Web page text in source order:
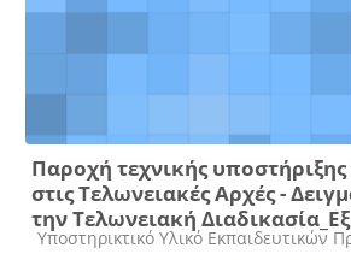
Παροχή τεχνικής
στις Τελωνειακές Αρχές -
την Τελωνειακή
Κατηγορία μαθήματος
Υποστηρικτικό Υλικό Εκπαιδευτικών